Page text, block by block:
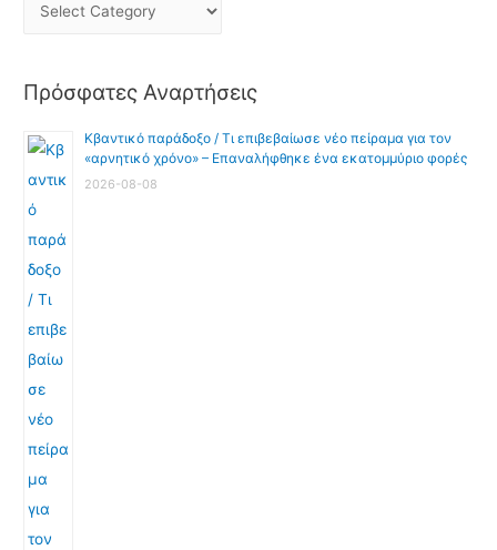
Πρόσφατες Αναρτήσεις
Κβαντικό παράδοξο / Τι επιβεβαίωσε νέο πείραμα για τον
«αρνητικό χρόνο» – Επαναλήφθηκε ένα εκατομμύριο φορές
2026-08-08